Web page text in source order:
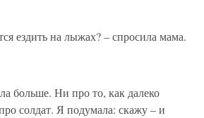
ездить на лыжах? – спросила мама.
больше. Ни про то, как далеко
солдат. Я подумала: скажу – и